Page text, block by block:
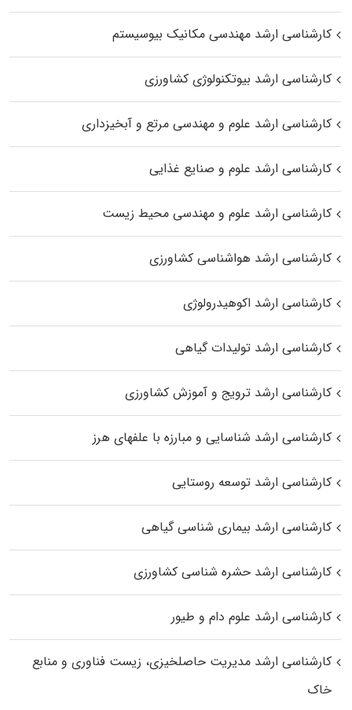
کارشناسی ارشد مهندسی مکانیک بیوسیستم
کارشناسی ارشد بیوتکنولوژی کشاورزی
کارشناسی ارشد علوم و مهندسی مرتع و آبخیزداری
کارشناسی ارشد علوم و صنایع غذایی
کارشناسی ارشد علوم و مهندسی محیط زیست
کارشناسی ارشد هواشناسی کشاورزی
کارشناسی ارشد اکوهیدرولوژی
کارشناسی ارشد تولیدات گیاهی
کارشناسی ارشد ترویج و آموزش کشاورزی
کارشناسی ارشد شناسایی و مبارزه با علفهای هرز
کارشناسی ارشد توسعه روستایی
کارشناسی ارشد بیماری‌ شناسی گیاهی
کارشناسی ارشد حشره‌ شناسی کشاورزی
کارشناسی ارشد علوم دام و طیور
کارشناسی ارشد مدیریت حاصلخیزی، زیست فناوری و منابع
خاک